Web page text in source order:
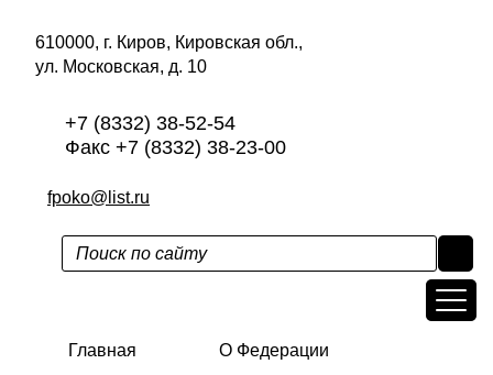
610000, г. Киров, Кировская обл.,
ул. Московская, д. 10
+7 (8332) 38-52-54
Факс +7 (8332) 38-23-00
fpoko@list.ru
Главная О Федерации